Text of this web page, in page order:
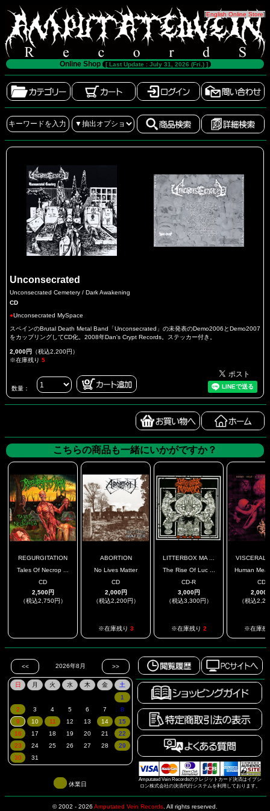
[English Online Store]
Online Shop [ Last Update : July 31, 2026 (Fri.) ]
Unconsecrated
Unconsecrated Cemetery / Dark Awakening
CD
●Unconsecrated MySpace
スペインのBrutal Death Metal Band「Unconsecrated」の未発表のDemo2006とDemo2007
をカップリングしてCD化。2008年Dan's Crypt Records。ステッカー付き。
2,000円 （税込2,200円）
※在庫残り 5
数量：
こちらの商品も一緒にいかがですか？
REGURGITATION
Tales Of Necrop ...
CD
2,500円
（税込2,750円）
ABORTION
No Lives Matter
CD
2,000円
（税込2,200円）
※在庫残り 3
LITTERBOX MA ...
The Rise Of Luc ...
CD-R
3,000円
（税込3,300円）
※在庫残り 2
VISCERAL
Human
CD
2,000
（税込
※在庫残
Amputated Vein Recordsのクレジットカード決済はイプシ
ロン株式会社の決済代行システムを利用しております。
休業日
© 2002 - 2026 Amputated Vein Records All rights reserved.